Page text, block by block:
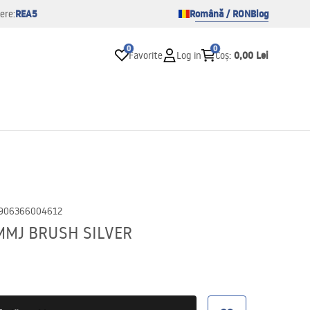
REA5 Română / RONBlog
0
Favorite Log in
0
Coș: 0,00 Lei
BRUSH SILVER